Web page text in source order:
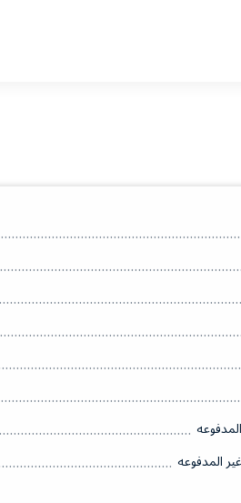
المدفوعه